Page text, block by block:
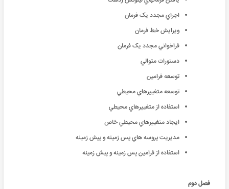
اجراي مجدد يک فرمان
ويرايش خط فرمان
فراخواني مجدد يک فرمان
دستورات متوالي
توسعه فرامين
توسعه متغييرهاي محيطي
استفاده از متغييرهاي محيطي
ايجاد متغييرهاي محيطي خاص
مديريت پروسه هاي پس زمينه و پيش زمينه
استفاده از فرامين پس زمينه و پيش زمينه
فصل دوم